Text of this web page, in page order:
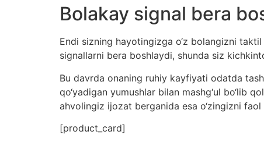
Bolakay signal bera
Endi sizning hayotingizga o‘z bolangizni
signallarni bera boshlaydi, shunda siz
Bu davrda onaning ruhiy kayfiyati odatda
qo‘yadigan yumushlar bilan mashg‘ul bo‘lib
ahvolingiz ijozat berganida esa o‘zingizni
[product_card]